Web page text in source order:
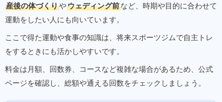
産後の体づくりやウェディング前など、時期や目的に合わせて
運動をしたい人にも向いています。
ここで得た運動や食事の知識は、将来スポーツジムで自主トレ
をするときにも活かしやすいです。
料金は月額、回数券、コースなど複雑な場合があるため、公式
ページを確認し、総額や通える回数をチェックしましょう。